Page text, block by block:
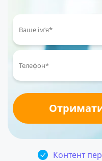
Контент